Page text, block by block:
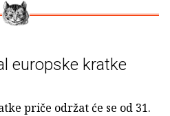
europske kratke
priče održat će se od 31.